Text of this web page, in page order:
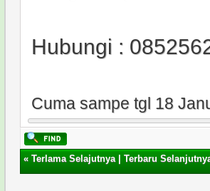
Hubungi :
Cuma sampe tgl 18
«Terlama Selajutnya|Terbaru